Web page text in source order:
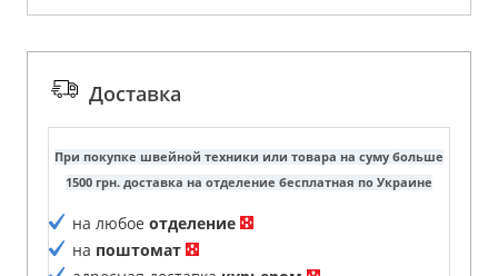
Доставка
При покупке швейной техники или товара на суму больше
1500 грн. доставка на отделение бесплатная по Украине
на любое отделение
на поштомат